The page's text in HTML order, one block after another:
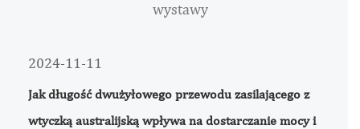
wystawy
2024-11-11
Jak długość dwużyłowego przewodu zasilającego z
wtyczką australijską wpływa na dostarczanie mocy i